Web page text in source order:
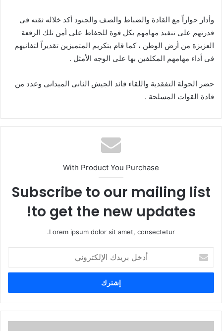
وأدار حواراً مع القادة والضباط والصف والجنود أكد خلاله ثقته فى
قدرتهم على تنفيذ مهامهم بكل قوة للحفاظ على أمن تلك الرقعة
العزيزة من أرض الوطن ، كما قام بتكريم المتميزين تقديراً لتفانيهم
فى أداء مهامهم المكلفين بها على الوجه الأمثل .
حضر الجولة التفقدية واللقاء قائد الجيش الثانى الميدانى وعدد من
قادة القوات المسلحة .
With Product You Purchase
Subscribe to our mailing list
to get the new updates!
Lorem ipsum dolor sit amet, consectetur.
خ
ب
ر